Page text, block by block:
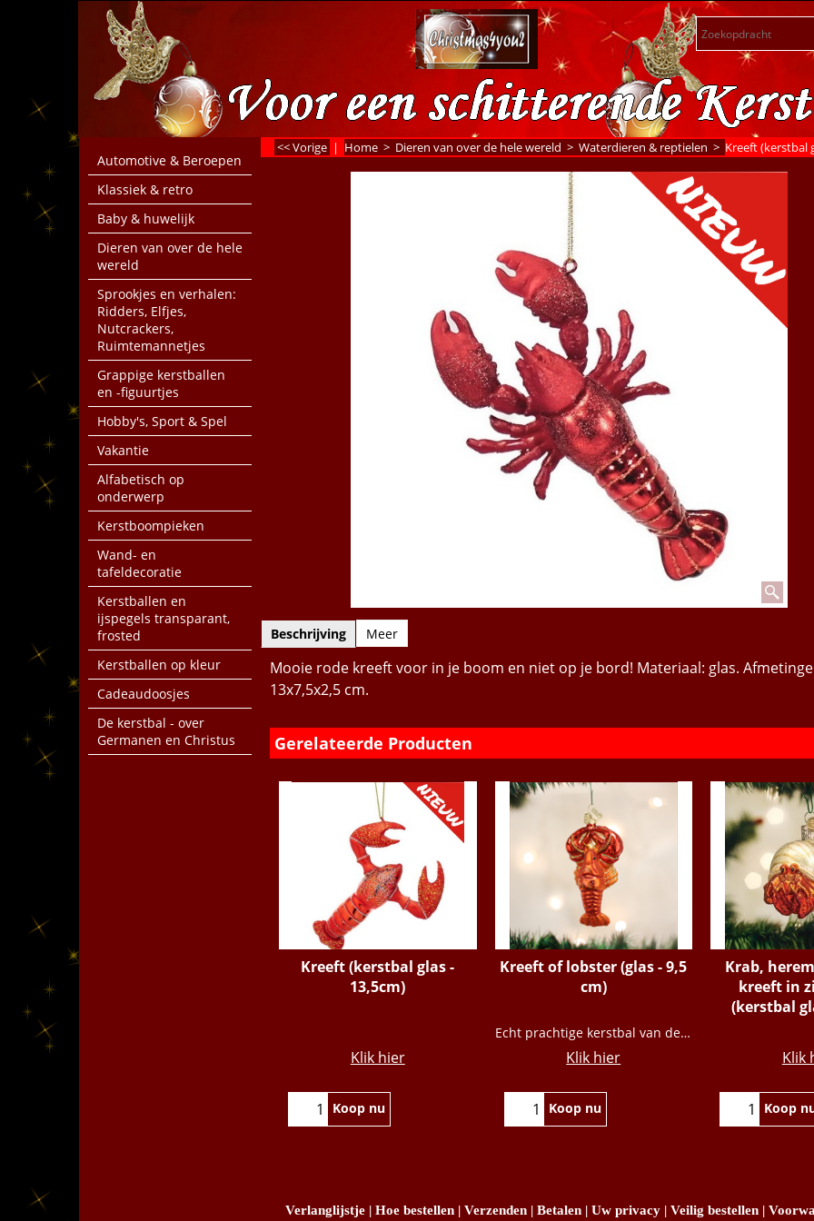
Automotive & Beroepen
Klassiek & retro
Baby & huwelijk
Dieren van over de hele
wereld
Sprookjes en verhalen:
Ridders, Elfjes,
Nutcrackers,
Ruimtemannetjes
Grappige kerstballen
en -figuurtjes
Hobby's, Sport & Spel
Vakantie
Alfabetisch op
onderwerp
Kerstboompieken
Wand- en
tafeldecoratie
Kerstballen en
ijspegels transparant,
frosted
Kerstballen op kleur
Cadeaudoosjes
De kerstbal - over
Germanen en Christus
<< Vorige | Home > Dieren van over de hele wereld > Waterdieren & reptielen > Kreeft (kerstbal
Beschrijving Meer
Mooie rode kreeft voor in je boom en niet op je bord! Materiaal: glas.
13x7,5x2,5 cm.
Gerelateerde Producten
Kreeft (kerstbal glas -
13,5cm)
Klik hier
Koop nu
Kreeft of lobster (glas - 9,5
cm)
€18.95 Echt prachtige kerstbal van deze grote kreeft
Klik hier
Koop nu
Krab,
kreeft in
(kerstbal
Klik
Koop
Verlanglijstje | Hoe bestellen | Verzenden | Betalen | Uw privacy | Veilig bestellen |